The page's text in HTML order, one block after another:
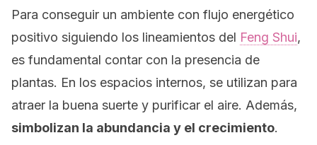
Para conseguir un ambiente con flujo energético
positivo siguiendo los lineamientos del Feng Shui,
es fundamental contar con la presencia de
plantas. En los espacios internos, se utilizan para
atraer la buena suerte y purificar el aire. Además,
simbolizan la abundancia y el crecimiento.